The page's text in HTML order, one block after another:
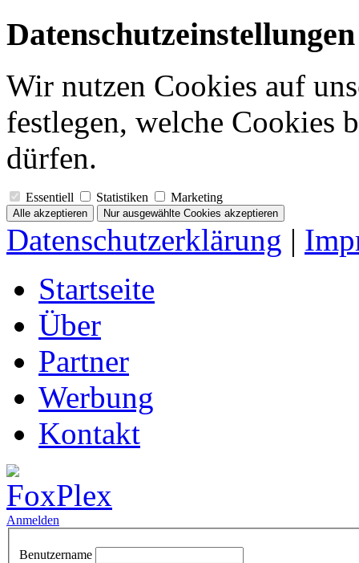
Datenschutzeinstellungen
Wir nutzen Cookies auf
festlegen, welche Cookies
dürfen.
Essentiell Statistiken Marketing
Alle akzeptieren Nur ausgewählte Cookies akzeptieren
Datenschutzerklärung |
Startseite
Über
Partner
Werbung
Kontakt
Anmelden
Benutzername